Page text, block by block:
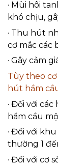
· Mùi hôi
khó chịu,
· Thu hút
cơ mắc các
· Gây cảm
Tùy theo
hút hầm
· Đối với
hầm cầu
· Đối với
thường 1
· Đối với cơ